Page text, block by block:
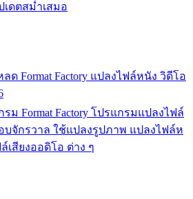
เดตสม่ำเสมอ
ลด Format Factory แปลงไฟล์หนัง วิดีโอ
ม Format Factory โปรแกรมแปลงไฟล์
บจักรวาล ใช้แปลงรูปภาพ แปลงไฟล์ห
เสียงออดิโอ ต่าง ๆ